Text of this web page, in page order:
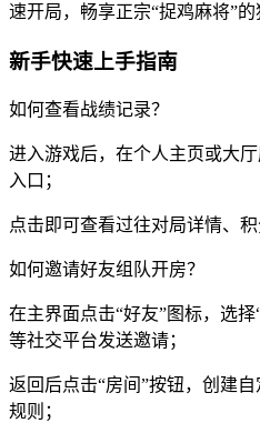
速开局，畅享正宗“捉鸡麻将”的
新手快速上手指南
如何查看战绩记录？
进入游戏后，在个人主页或大
入口；
点击即可查看过往对局详情、
如何邀请好友组队开房？
在主界面点击“好友”图标，选
等社交平台发送邀请；
返回后点击“房间”按钮，创建
规则；